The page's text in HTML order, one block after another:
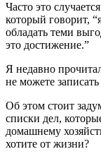
Часто это
который говорит,
обладать теми
это достижение.”
Я недавно
не можете
Об этом стоит
списки дел,
домашнему
хотите от жизни?